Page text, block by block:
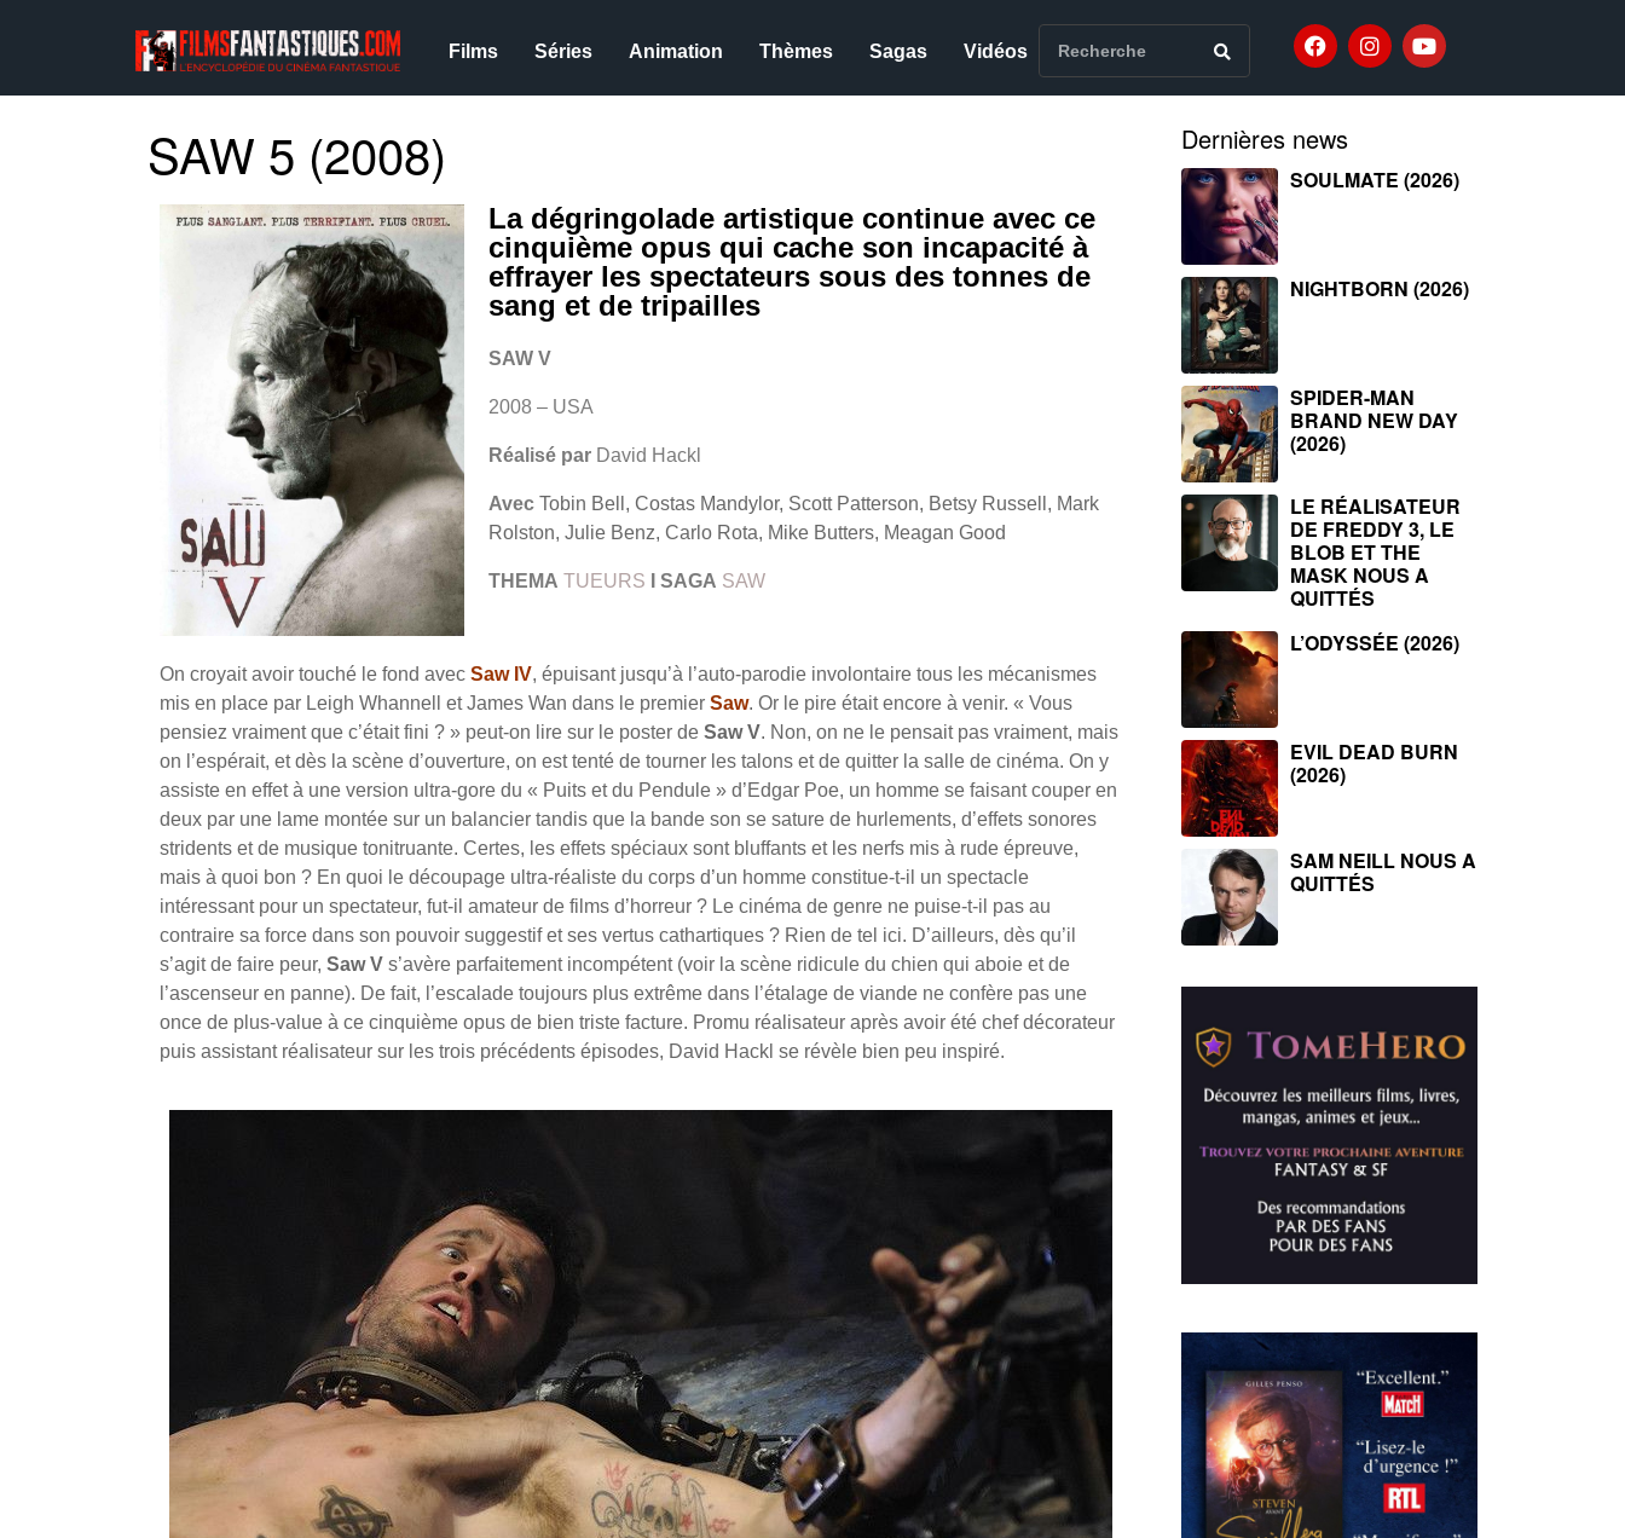
Films Séries Animation Thèmes Sagas Vidéos
SAW 5 (2008)
La dégringolade artistique continue avec ce
cinquième opus qui cache son incapacité à
effrayer les spectateurs sous des tonnes de
sang et de tripailles
SAW V
2008 – USA
Réalisé par David Hackl
Avec Tobin Bell, Costas Mandylor, Scott Patterson, Betsy Russell, Mark
Rolston, Julie Benz, Carlo Rota, Mike Butters, Meagan Good
THEMA TUEURS SAGA SAW
On croyait avoir touché le fond avec Saw IV, épuisant jusqu’à l’auto-parodie involontaire tous les mécanismes
mis en place par Leigh Whannell et James Wan dans le premier Saw. Or le pire était encore à venir. « Vous
pensiez vraiment que c’était fini ? » peut-on lire sur le poster de Saw V. Non, on ne le pensait pas vraiment, mais
on l’espérait, et dès la scène d’ouverture, on est tenté de tourner les talons et de quitter la salle de cinéma. On y
assiste en effet à une version ultra-gore du « Puits et du Pendule » d’Edgar Poe, un homme se faisant couper en
deux par une lame montée sur un balancier tandis que la bande son se sature de hurlements, d’effets sonores
stridents et de musique tonitruante. Certes, les effets spéciaux sont bluffants et les nerfs mis à rude épreuve,
mais à quoi bon ? En quoi le découpage ultra-réaliste du corps d’un homme constitue-t-il un spectacle
intéressant pour un spectateur, fut-il amateur de films d’horreur ? Le cinéma de genre ne puise-t-il pas au
contraire sa force dans son pouvoir suggestif et ses vertus cathartiques ? Rien de tel ici. D’ailleurs, dès qu’il
s’agit de faire peur, Saw V s’avère parfaitement incompétent (voir la scène ridicule du chien qui aboie et de
l’ascenseur en panne). De fait, l’escalade toujours plus extrême dans l’étalage de viande ne confère pas une
once de plus-value à ce cinquième opus de bien triste facture. Promu réalisateur après avoir été chef décorateur
puis assistant réalisateur sur les trois précédents épisodes, David Hackl se révèle bien peu inspiré.
Dernières news
SOULMATE (2026)
NIGHTBORN (2026)
SPIDER-MAN
BRAND NEW DAY
(2026)
LE RÉALISATEUR
DE FREDDY 3, LE
BLOB ET THE
MASK NOUS A
QUITTÉS
L’ODYSSÉE (2026)
EVIL DEAD BURN
(2026)
SAM NEILL NOUS A
QUITTÉS